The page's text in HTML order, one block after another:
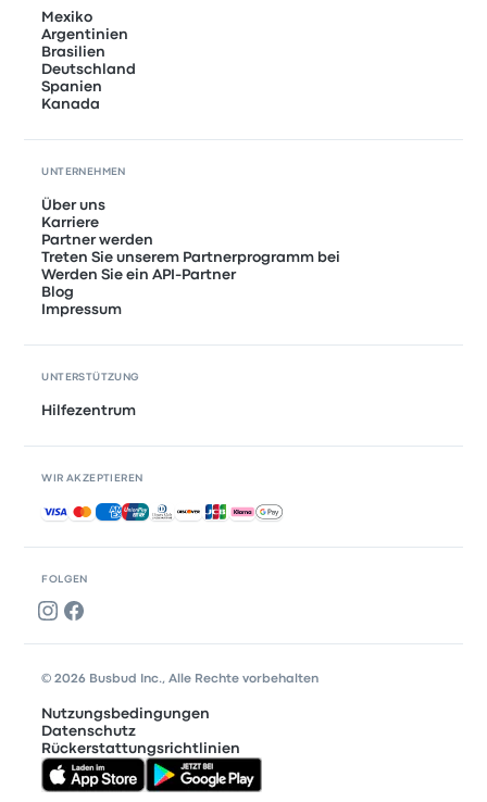
FOLGEN
Mexiko
Argentinien
Brasilien
Deutschland
Spanien
Kanada
UNTERNEHMEN
Über uns
Karriere
Partner werden
Treten Sie unserem Partnerprogramm bei
Werden Sie ein API-Partner
Blog
Impressum
UNTERSTÜTZUNG
Hilfezentrum
WIR AKZEPTIEREN
Akzeptierte Zahlungsmethoden
© 2026 Busbud Inc., Alle Rechte vorbehalten
Nutzungsbedingungen
Datenschutz
Rückerstattungsrichtlinien